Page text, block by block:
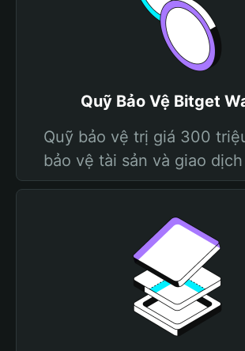
Quỹ Bảo Vệ Bitget
Quỹ bảo vệ trị giá 300
bảo vệ tài sản và giao